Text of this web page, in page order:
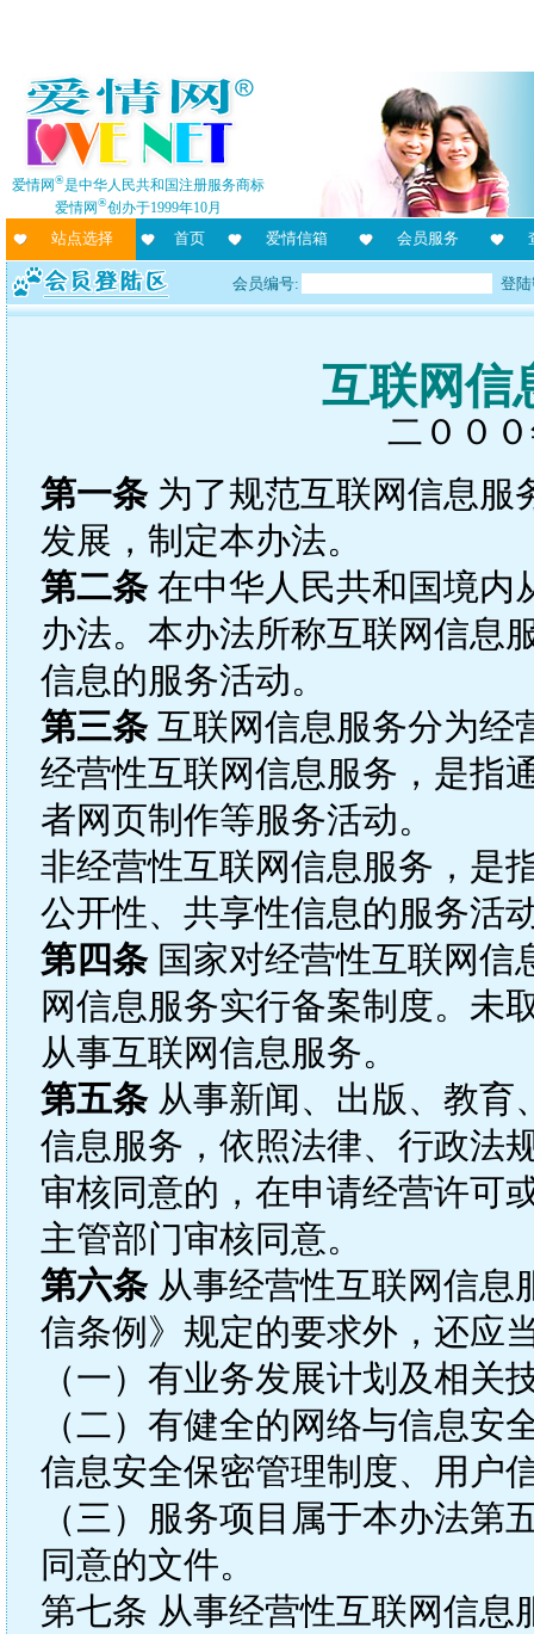
爱情网®是中华人民共和国注册服务商标
爱情网®创办于1999年10月
站点选择 首页 爱情信箱 会员服务
会员编号: 登
互联网信
二００
第一条为了规范互联网信息服
发展，制定本办法。
第二条在中华人民共和国境内
办法。本办法所称互联网信息
信息的服务活动。
第三条互联网信息服务分为经
经营性互联网信息服务，是指
者网页制作等服务活动。
非经营性互联网信息服务，是
公开性、共享性信息的服务活
第四条国家对经营性互联网信
网信息服务实行备案制度。未
从事互联网信息服务。
第五条从事新闻、出版、教育
信息服务，依照法律、行政法
审核同意的，在申请经营许可
主管部门审核同意。
第六条从事经营性互联网信息
信条例》规定的要求外，还应
（一）有业务发展计划及相关
（二）有健全的网络与信息
信息安全保密管理制度、用户
（三）服务项目属于本办法
同意的文件。
第七条 从事经营性互联网信